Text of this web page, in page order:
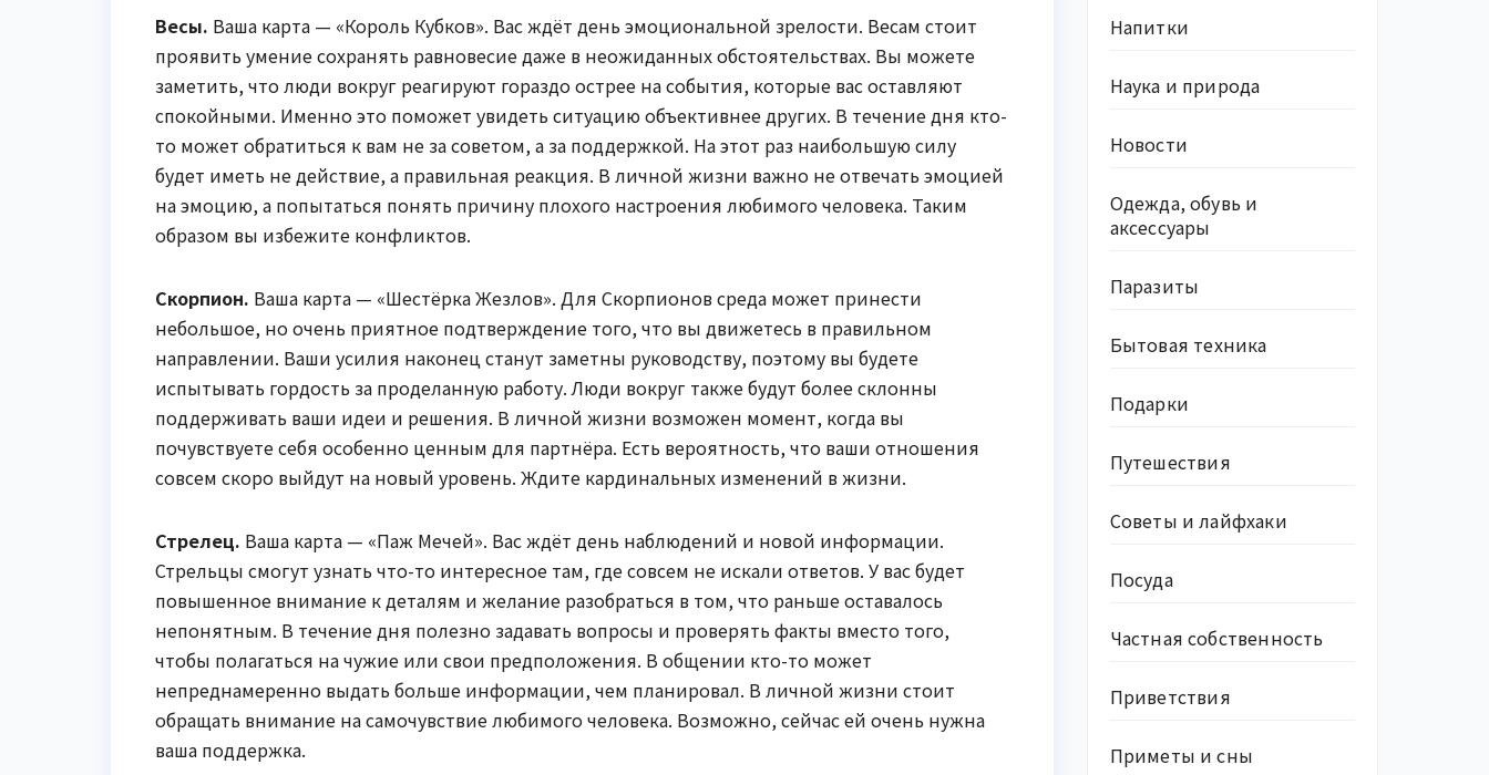
Весы. Ваша карта — «Король Кубков». Вас ждёт день эмоциональной зрелости. Весам стоит
проявить умение сохранять равновесие даже в неожиданных обстоятельствах. Вы можете
заметить, что люди вокруг реагируют гораздо острее на события, которые вас оставляют
спокойными. Именно это поможет увидеть ситуацию объективнее других. В течение дня кто-
то может обратиться к вам не за советом, а за поддержкой. На этот раз наибольшую силу
будет иметь не действие, а правильная реакция. В личной жизни важно не отвечать эмоцией
на эмоцию, а попытаться понять причину плохого настроения любимого человека. Таким
образом вы избежите конфликтов.
Скорпион. Ваша карта — «Шестёрка Жезлов». Для Скорпионов среда может принести
небольшое, но очень приятное подтверждение того, что вы движетесь в правильном
направлении. Ваши усилия наконец станут заметны руководству, поэтому вы будете
испытывать гордость за проделанную работу. Люди вокруг также будут более склонны
поддерживать ваши идеи и решения. В личной жизни возможен момент, когда вы
почувствуете себя особенно ценным для партнёра. Есть вероятность, что ваши отношения
совсем скоро выйдут на новый уровень. Ждите кардинальных изменений в жизни.
Стрелец. Ваша карта — «Паж Мечей». Вас ждёт день наблюдений и новой информации.
Стрельцы смогут узнать что-то интересное там, где совсем не искали ответов. У вас будет
повышенное внимание к деталям и желание разобраться в том, что раньше оставалось
непонятным. В течение дня полезно задавать вопросы и проверять факты вместо того,
чтобы полагаться на чужие или свои предположения. В общении кто-то может
непреднамеренно выдать больше информации, чем планировал. В личной жизни стоит
обращать внимание на самочувствие любимого человека. Возможно, сейчас ей очень нужна
ваша поддержка.
Напитки
Наука и природа
Новости
Одежда, обувь и
аксессуары
Паразиты
Бытовая техника
Подарки
Путешествия
Советы и лайфхаки
Посуда
Частная собственность
Приветствия
Приметы и сны